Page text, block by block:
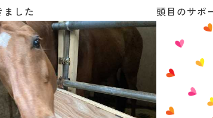
ました
頭目のサポ